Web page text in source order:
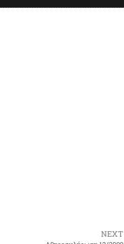
NEXT